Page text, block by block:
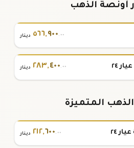
أونصة الذهب
٥٦٦,٩٠٠.٠٠ دينار
٢٤ ٢٨٣,٤٠٠.٠٠ دينار
المتميزة
٢١٢,٦٠٠.٠٠ دينار